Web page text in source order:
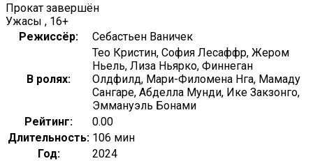
Прокат завершён
Ужасы , 16+
Режиссёр:
Себастьен Ваничек
В ролях:
Тео Кристин, София Лесаффр, Жером
Ньель, Лиза Ньярко, Финнеган
Олдфилд, Мари-Филомена Нга, Мамаду
Сангаре, Абделла Мунди, Ике Закзонго,
Эммануэль Бонами
Рейтинг:
0.00
Длительность: 106 мин
Год:
2024